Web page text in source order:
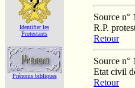
Identifier les
Protestants
Prénoms bibliques
Source n°
R.P.
Retour
Source n°
Etat civil
Retour